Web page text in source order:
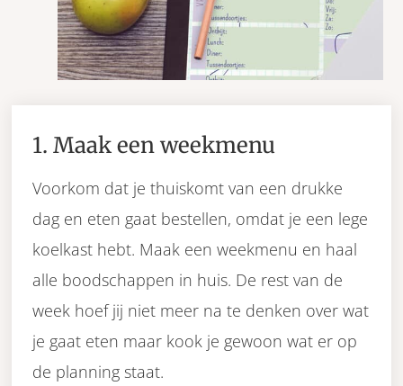
1. Maak een weekmenu
Voorkom dat je thuiskomt van een drukke
dag en eten gaat bestellen, omdat je een lege
koelkast hebt. Maak een weekmenu en haal
alle boodschappen in huis. De rest van de
week hoef jij niet meer na te denken over wat
je gaat eten maar kook je gewoon wat er op
de planning staat.